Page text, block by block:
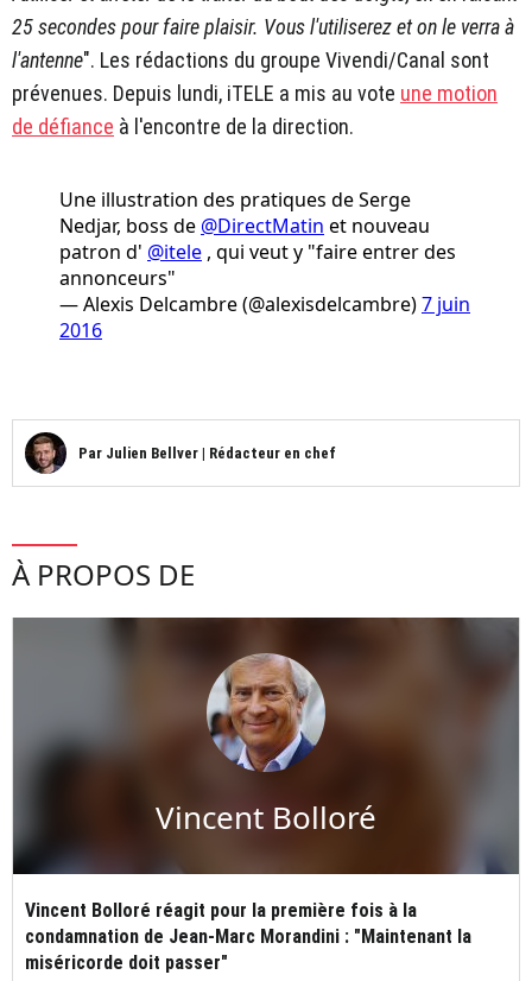
25 secondes pour faire plaisir. Vous l'utiliserez et on le verra à
l'antenne". Les rédactions du groupe Vivendi/Canal sont
prévenues. Depuis lundi, iTELE a mis au vote une motion
de défiance à l'encontre de la direction.
Une illustration des pratiques de Serge
Nedjar, boss de @DirectMatin et nouveau
patron d' @itele , qui veut y "faire entrer des
annonceurs"
— Alexis Delcambre (@alexisdelcambre)7 juin
2016
Par Julien Bellver | Rédacteur en chef
À PROPOS DE
Vincent Bolloré
Vincent Bolloré réagit pour la première fois à la
condamnation de Jean-Marc Morandini : "Maintenant la
miséricorde doit passer"